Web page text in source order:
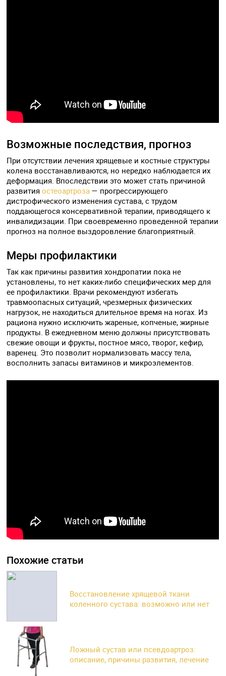
Возможные последствия, прогноз
При отсутствии лечения хрящевые и костные структуры
колена восстанавливаются, но нередко наблюдается их
деформация. Впоследствии это может стать причиной
развитияостеоартроза — прогрессирующего
дистрофического изменения сустава, с трудом
поддающегося консервативной терапии, приводящего к
инвалидизации. При своевременно проведенной терапии
прогноз на полное выздоровление благоприятный.
Меры профилактики
Так как причины развития хондропатии пока не
установлены, то нет каких-либо специфических мер для
ее профилактики. Врачи рекомендуют избегать
травмоопасных ситуаций, чрезмерных физических
нагрузок, не находиться длительное время на ногах. Из
рациона нужно исключить жареные, копченые, жирные
продукты. В ежедневном меню должны присутствовать
свежие овощи и фрукты, постное мясо, творог, кефир,
варенец. Это позволит нормализовать массу тела,
восполнить запасы витаминов и микроэлементов.
Похожие статьи
Восстановление хрящевой ткани
коленного сустава: возможно или нет
Ложный сустав или псевдоартроз:
описание, причины развития, лечение